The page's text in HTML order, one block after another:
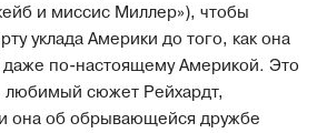
и миссис Миллер»), чтобы
уклада Америки до того, как она
даже по-настоящему Америкой. Это
сюжет Рейхардт,
она об обрывающейся дружбе